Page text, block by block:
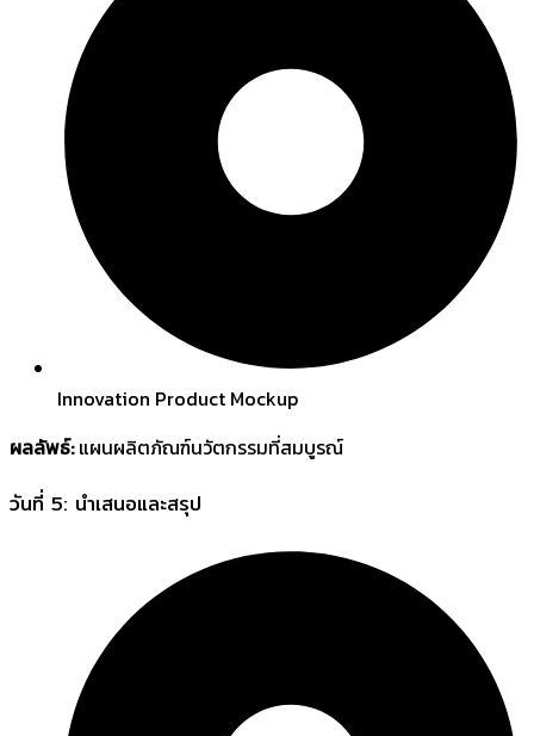
Innovation Product Mockup
ผลลัพธ์:แผนผลิตภัณฑ์นวัตกรรมที่สมบูรณ์
วันที่ 5: นำเสนอและสรุป